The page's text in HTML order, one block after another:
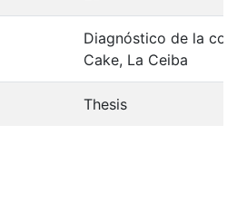
Diagnóstico de la
Cake, La Ceiba
Thesis